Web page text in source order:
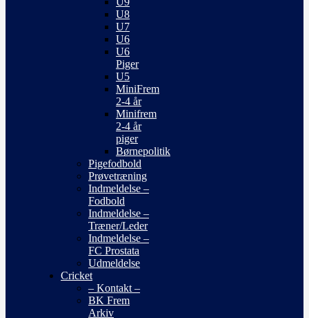
U8
U7
U6
U6
Piger
U5
MiniFrem
2-4 år
Minifrem
2-4 år
piger
Børnepolitik
Pigefodbold
Prøvetræning
Indmeldelse –
Fodbold
Indmeldelse –
Træner/Leder
Indmeldelse –
FC Prostata
Udmeldelse
Cricket
– Kontakt –
BK Frem
Arkiv